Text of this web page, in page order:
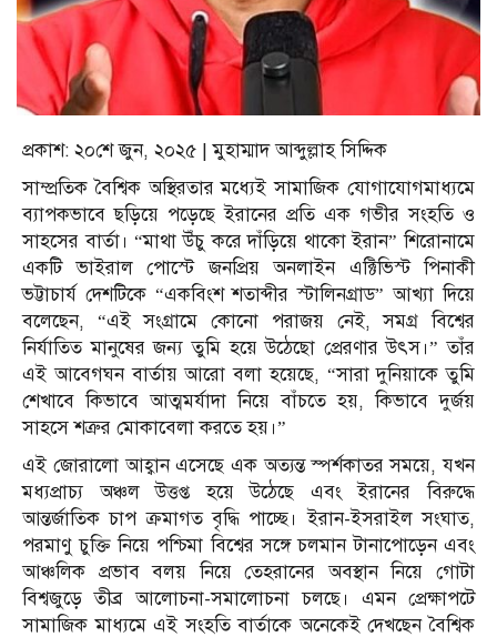
প্রকাশ: ২০শে জুন, ২০২৫ | মুহাম্মাদ আব্দুল্লাহ সিদ্দিক
সাম্প্রতিক বৈশ্বিক অস্থিরতার মধ্যেই সামাজিক যোগাযোগমাধ্যমে
ব্যাপকভাবে ছড়িয়ে পড়েছে ইরানের প্রতি এক গভীর সংহতি ও
সাহসের বার্তা। “মাথা উঁচু করে দাঁড়িয়ে থাকো ইরান” শিরোনামে
একটি ভাইরাল পোস্টে জনপ্রিয় অনলাইন এক্টিভিস্ট পিনাকী
ভট্টাচার্য দেশটিকে “একবিংশ শতাব্দীর স্টালিনগ্রাড” আখ্যা দিয়ে
বলেছেন, “এই সংগ্রামে কোনো পরাজয় নেই, সমগ্র বিশ্বের
নির্যাতিত মানুষের জন্য তুমি হয়ে উঠেছো প্রেরণার উৎস।” তাঁর
এই আবেগঘন বার্তায় আরো বলা হয়েছে, “সারা দুনিয়াকে তুমি
শেখাবে কিভাবে আত্মমর্যাদা নিয়ে বাঁচতে হয়, কিভাবে দুর্জয়
সাহসে শত্রুর মোকাবেলা করতে হয়।”
এই জোরালো আহ্বান এসেছে এক অত্যন্ত স্পর্শকাতর সময়ে, যখন
মধ্যপ্রাচ্য অঞ্চল উত্তপ্ত হয়ে উঠেছে এবং ইরানের বিরুদ্ধে
আন্তর্জাতিক চাপ ক্রমাগত বৃদ্ধি পাচ্ছে। ইরান-ইসরাইল সংঘাত,
পরমাণু চুক্তি নিয়ে পশ্চিমা বিশ্বের সঙ্গে চলমান টানাপোড়েন এবং
আঞ্চলিক প্রভাব বলয় নিয়ে তেহরানের অবস্থান নিয়ে গোটা
বিশ্বজুড়ে তীব্র আলোচনা-সমালোচনা চলছে। এমন প্রেক্ষাপটে
সামাজিক মাধ্যমে এই সংহতি বার্তাকে অনেকেই দেখছেন বৈশ্বিক